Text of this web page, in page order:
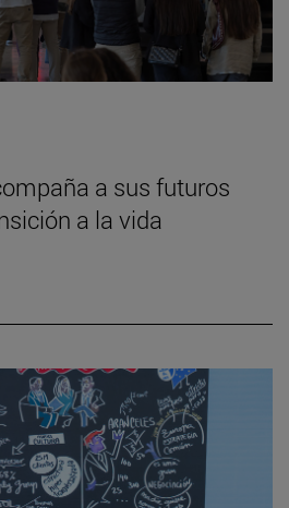
a sus futuros
a la vida